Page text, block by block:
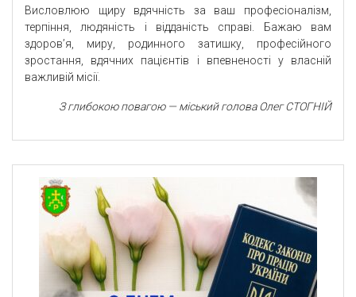
Висловлюю щиру вдячність за ваш професіоналізм,
терпіння, людяність і відданість справі. Бажаю вам
здоров’я, миру, родинного затишку, професійного
зростання, вдячних пацієнтів і впевненості у власній
важливій місії.
З глибокою повагою — міський голова Олег СТОГНІЙ